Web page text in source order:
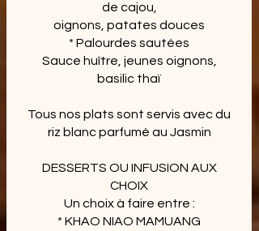
de cajou,
oignons, patates douces
* Palourdes sautées
Sauce huître, jeunes oignons,
basilic thaï
Tous nos plats sont servis avec du
riz blanc parfumé au Jasmin
DESSERTS OU INFUSION AUX
CHOIX
Un choix à faire entre :
* KHAO NIAO MAMUANG